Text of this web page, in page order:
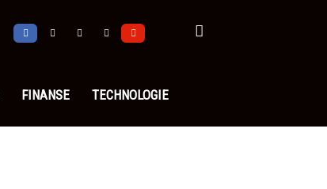
FINANSE TECHNOLOGIE